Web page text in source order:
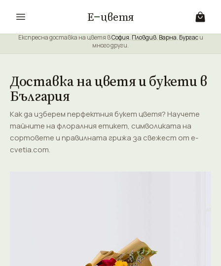
Е цветя
Експресна доставка на цветя вСофия, Пловдив, Варна, Бургаси
много други.
Доставка на цветя и букети в
България
Как да изберем перфектния букет цветя? Научете
тайните на флоралния етикет, символиката на
сортовете и правилната грижа за свежест от e-
cvetia.com.